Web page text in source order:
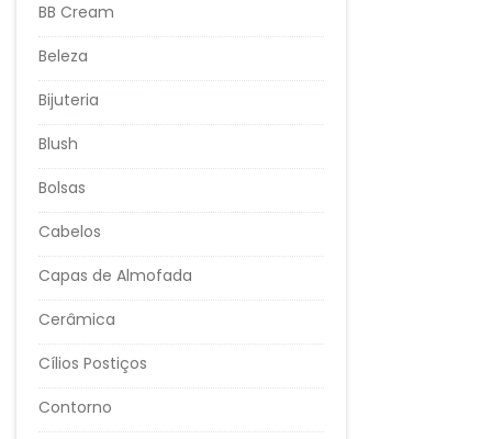
BB Cream
Beleza
Bijuteria
Blush
Bolsas
Cabelos
Capas de Almofada
Cerâmica
Cílios Postiços
Contorno